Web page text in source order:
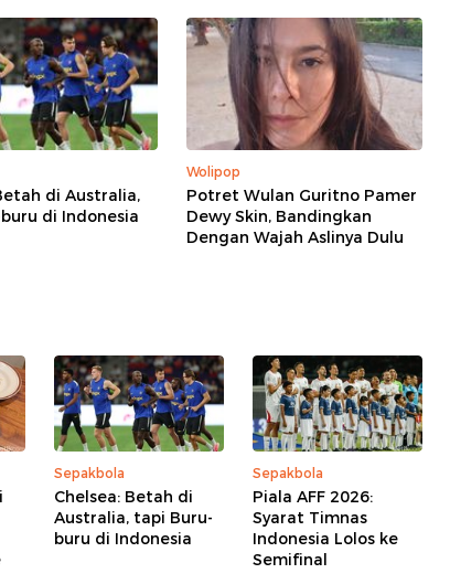
di Australia,
di Indonesia
Wolipop
Potret Wulan Guritno Pamer
Dewy Skin, Bandingkan
Dengan Wajah Aslinya Dulu
Sepakbola
Chelsea: Betah di
Australia, tapi Buru-
buru di Indonesia
Sepakbola
Piala AFF 2026:
Syarat Timnas
Indonesia Lolos ke
Semifinal